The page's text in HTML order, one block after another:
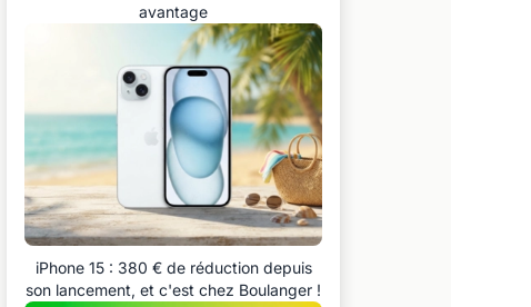
avantage
iPhone 15 : 380 € de réduction depuis
son lancement, et c'est chez Boulanger !